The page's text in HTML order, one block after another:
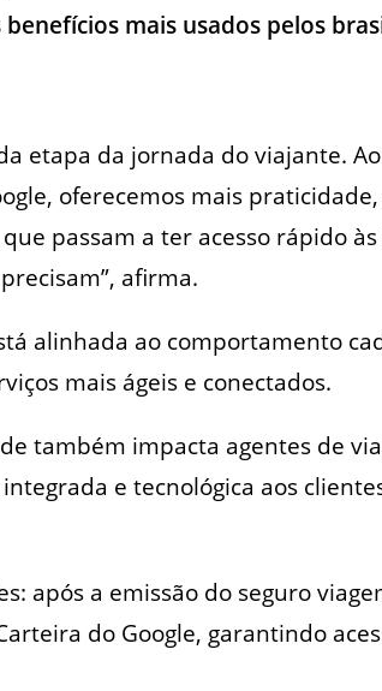
benefícios mais usados pelos
etapa da jornada do viajante.
oferecemos mais
passam a ter acesso rápido
afirma.
alinhada ao comportamento
mais ágeis e conectados.
também impacta agentes de
e tecnológica aos
após a emissão do seguro
do Google, garantindo